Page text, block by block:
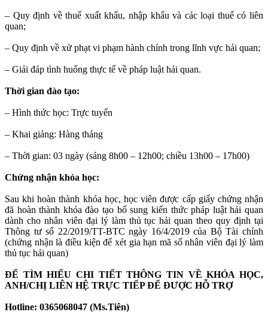
– Quy định về thuế xuất khẩu, nhập khẩu và các loại thuế có liên
quan;
– Quy định về xử phạt vi phạm hành chính trong lĩnh vực hải quan;
– Giải đáp tình huống thực tế về pháp luật hải quan.
Thời gian đào tạo:
– Hình thức học: Trực tuyến
– Khai giảng: Hàng tháng
– Thời gian: 03 ngày (sáng 8h00 – 12h00; chiều 13h00 – 17h00)
Chứng nhận khóa học:
Sau khi hoàn thành khóa học, học viên được cấp giấy chứng nhận
đã hoàn thành khóa đào tạo bổ sung kiến thức pháp luật hải quan
dành cho nhân viên đại lý làm thủ tục hải quan theo quy định tại
Thông tư số 22/2019/TT-BTC ngày 16/4/2019 của Bộ Tài chính
(chứng nhận là điều kiện để xét gia hạn mã số nhân viên đại lý làm
thủ tục hải quan)
ĐỂ TÌM HIỂU CHI TIẾT THÔNG TIN VỀ KHÓA HỌC,
ANH/CHỊ LIÊN HỆ TRỰC TIẾP ĐỂ ĐƯỢC HỖ TRỢ
Hotline: 0365068047 (Ms.Tiên)